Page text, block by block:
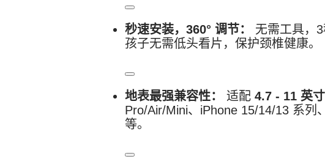
秒速安装，360° 调节： 无需工具，
孩子无需低头看片，保护颈椎健康。
地表最强兼容性： 适配 4.7 - 11 英寸
Pro/Air/Mini、iPhone 15/14/13 系列
等。